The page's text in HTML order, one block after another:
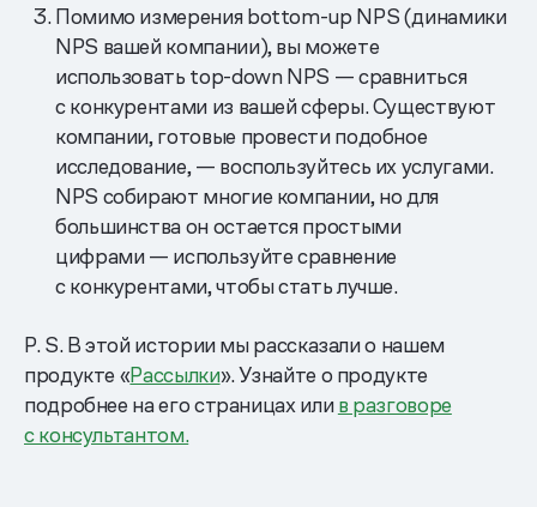
Помимо измерения bottom-up NPS (динамики
NPS вашей компании), вы можете
использовать top-down NPS — сравниться
с конкурентами из вашей сферы. Существуют
компании, готовые провести подобное
исследование, — воспользуйтесь их услугами.
NPS собирают многие компании, но для
большинства он остается простыми
цифрами — используйте сравнение
с конкурентами, чтобы стать лучше.
P. S. В этой истории мы рассказали о нашем
продукте «Рассылки». Узнайте о продукте
подробнее на его страницах илив разговоре
с консультантом.